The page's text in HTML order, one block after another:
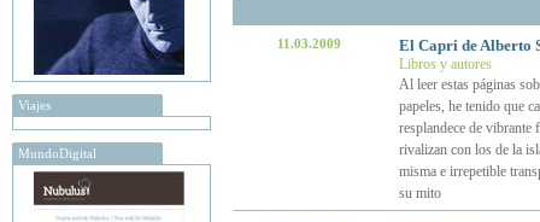
Viajes
MundoDigital
11.03.2009 El Capri de Alberto
Libros y autores
Al leer estas páginas
papeles, he tenido que
resplandece de
rivalizan con los de la
misma e irrepetible
su mito